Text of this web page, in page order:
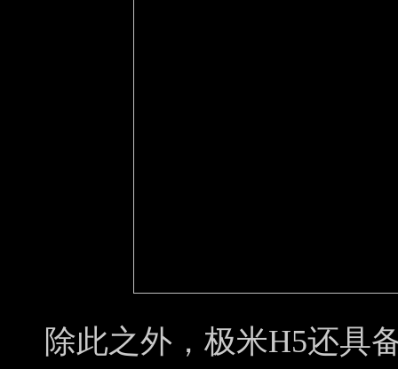
除此之外，极米H5还具